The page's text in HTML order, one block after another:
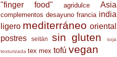
"finger food" agridulce Asia
complementos desayuno francia india
ligero mediterráneo oriental
postres
seitán sin gluten soja
texturizada tex mex tofú vegan